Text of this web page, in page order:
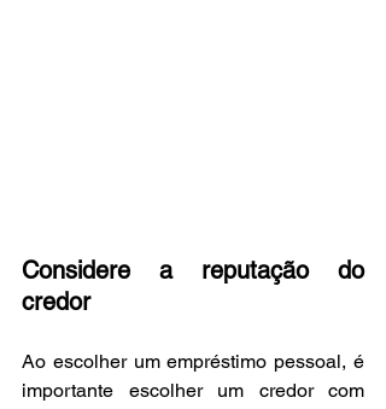
Considere a reputação do
credor
Ao escolher um empréstimo pessoal, é
importante escolher um credor com